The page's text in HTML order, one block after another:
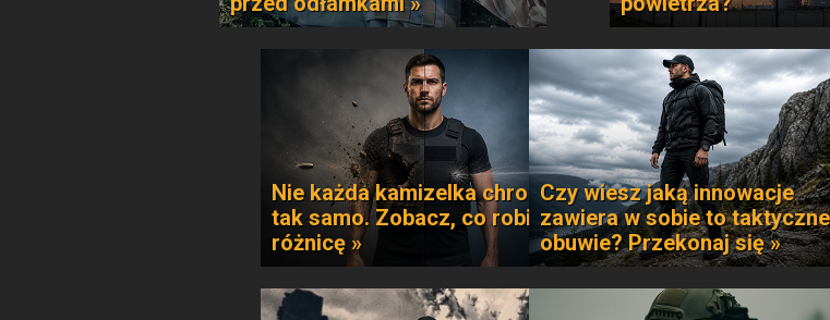
Nie każda kamizelka chroni
tak samo. Zobacz, co robi
różnicę »
Czy wiesz jaką innowacje
zawiera w sobie to taktyczne
obuwie? Przekonaj się »